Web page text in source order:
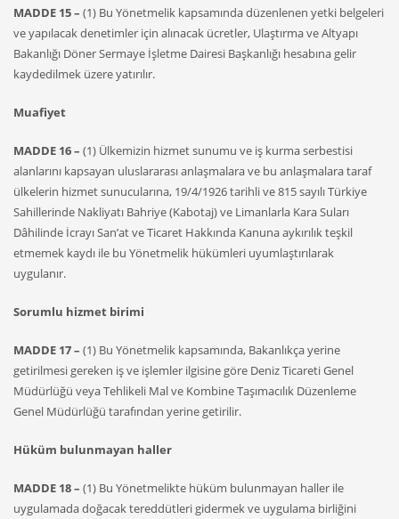
MADDE 15 – (1) Bu Yönetmelik kapsamında düzenlenen yetki belgeleri
ve yapılacak denetimler için alınacak ücretler, Ulaştırma ve Altyapı
Bakanlığı Döner Sermaye İşletme Dairesi Başkanlığı hesabına gelir
kaydedilmek üzere yatırılır.
Muafiyet
MADDE 16 – (1) Ülkemizin hizmet sunumu ve iş kurma serbestisi
alanlarını kapsayan uluslararası anlaşmalara ve bu anlaşmalara taraf
ülkelerin hizmet sunucularına, 19/4/1926 tarihli ve 815 sayılı Türkiye
Sahillerinde Nakliyatı Bahriye (Kabotaj) ve Limanlarla Kara Suları
Dâhilinde İcrayı San’at ve Ticaret Hakkında Kanuna aykırılık teşkil
etmemek kaydı ile bu Yönetmelik hükümleri uyumlaştırılarak
uygulanır.
Sorumlu hizmet birimi
MADDE 17 – (1) Bu Yönetmelik kapsamında, Bakanlıkça yerine
getirilmesi gereken iş ve işlemler ilgisine göre Deniz Ticareti Genel
Müdürlüğü veya Tehlikeli Mal ve Kombine Taşımacılık Düzenleme
Genel Müdürlüğü tarafından yerine getirilir.
Hüküm bulunmayan haller
MADDE 18 – (1) Bu Yönetmelikte hüküm bulunmayan haller ile
uygulamada doğacak tereddütleri gidermek ve uygulama birliğini